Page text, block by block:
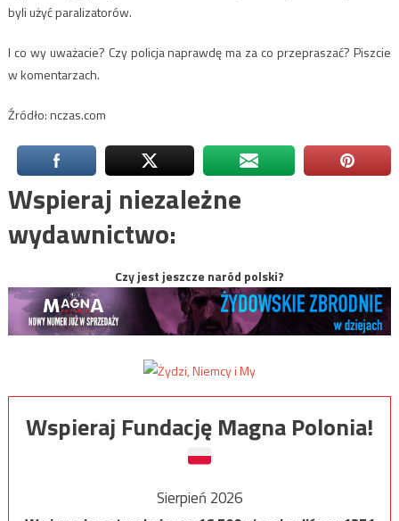
byli użyć paralizatorów.
I co wy uważacie? Czy policja naprawdę ma za co przepraszać? Piszcie
w komentarzach.
Źródło: nczas.com
Wspieraj niezależne
wydawnictwo:
Czy jest jeszcze naród polski?
Wspieraj Fundację Magna Polonia!
Sierpień 2026